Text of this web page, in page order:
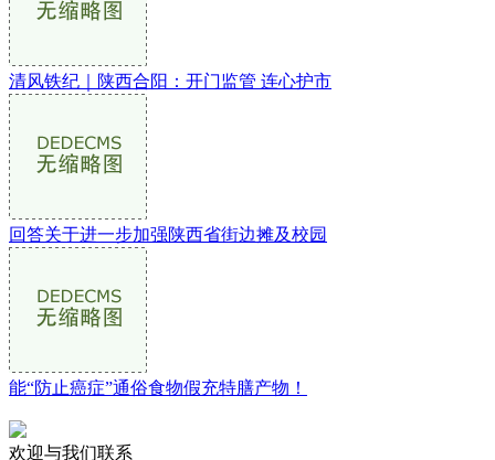
清风铁纪｜陕西合阳：开门监管 连心护市
回答关于进一步加强陕西省街边摊及校园
能“防止癌症”通俗食物假充特膳产物！
欢迎与我们联系